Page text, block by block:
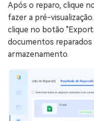
Após o reparo, clique
fazer a pré-
clique no botão
documentos
armazenamento.